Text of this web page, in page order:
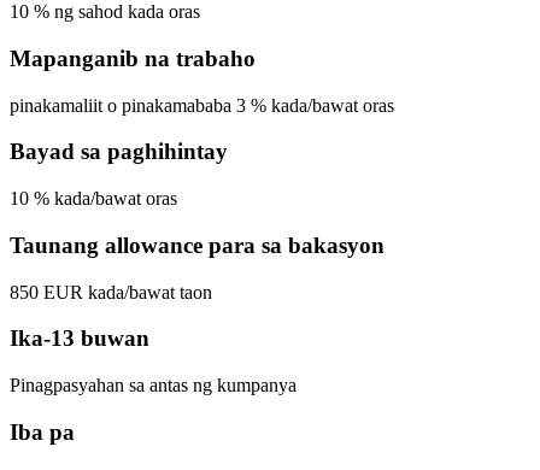
10 % ng sahod kada oras
Mapanganib na trabaho
pinakamaliit o pinakamababa 3 % kada/bawat oras
Bayad sa paghihintay
10 % kada/bawat oras
Taunang allowance para sa bakasyon
850 EUR kada/bawat taon
Ika-13 buwan
Pinagpasyahan sa antas ng kumpanya
Iba pa